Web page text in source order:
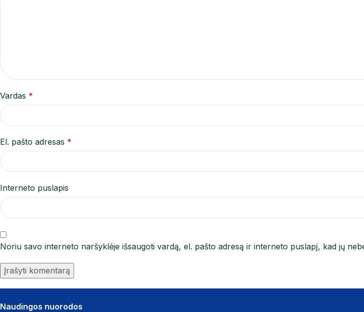
Vardas *
El. pašto adresas *
Interneto puslapis
Noriu savo interneto naršyklėje išsaugoti vardą, el. pašto adresą ir interneto puslapį, kad jų
Naudingos nuorodos